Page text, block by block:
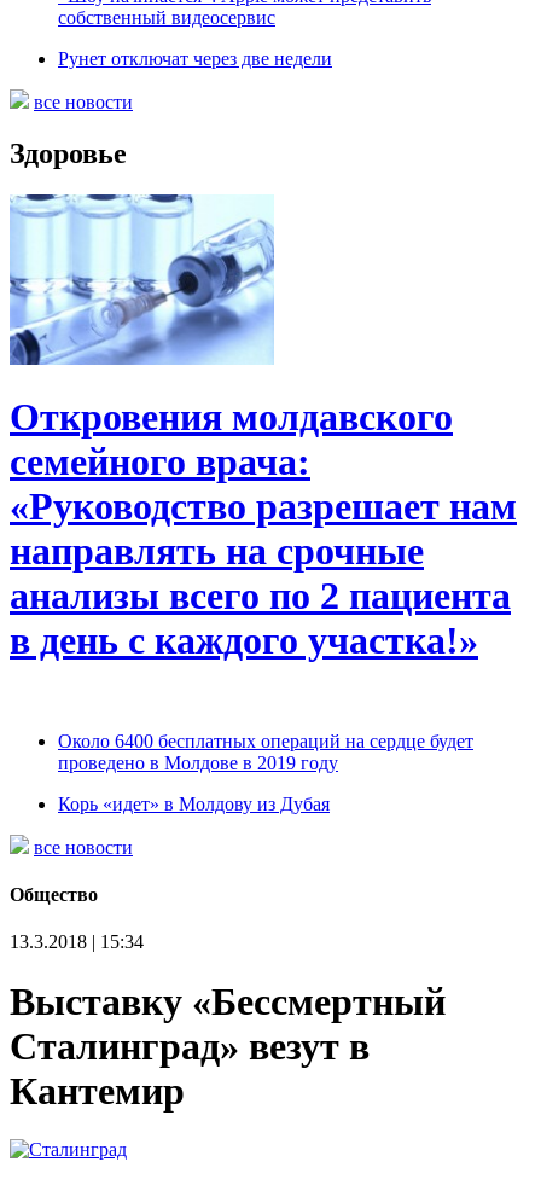
собственный видеосервис
Рунет отключат через две недели
все новости
Здоровье
Откровения молдавского
семейного врача:
«Руководство разрешает нам
направлять на срочные
анализы всего по 2 пациента
в день с каждого участка!»
Около 6400 бесплатных операций на сердце будет
проведено в Молдове в 2019 году
Корь «идет» в Молдову из Дубая
все новости
Общество
13.3.2018 | 15:34
Выставку «Бессмертный
Сталинград» везут в
Кантемир